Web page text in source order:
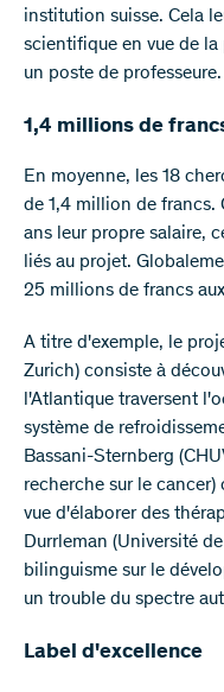
institution suisse. Cela
scientifique en vue de
un poste de professeure.
1,4 millions de
En moyenne, les 18
de 1,4 million de francs.
ans leur propre salaire,
liés au projet.
25 millions de francs
A titre d'exemple, le
Zurich) consiste à
l'Atlantique traversent
système de
Bassani-Sternberg
recherche sur le
vue d'élaborer des
Durrleman (Université
bilinguisme sur le
un trouble du spectre
Label d'excellence